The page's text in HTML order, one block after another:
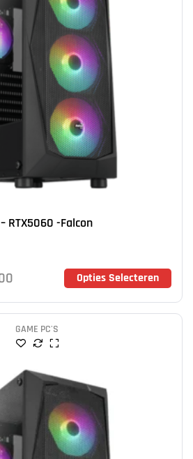
AMD Ryzen 5 4500 – RTX5060 -Falcon
Opties Selecteren
GAME PC'S